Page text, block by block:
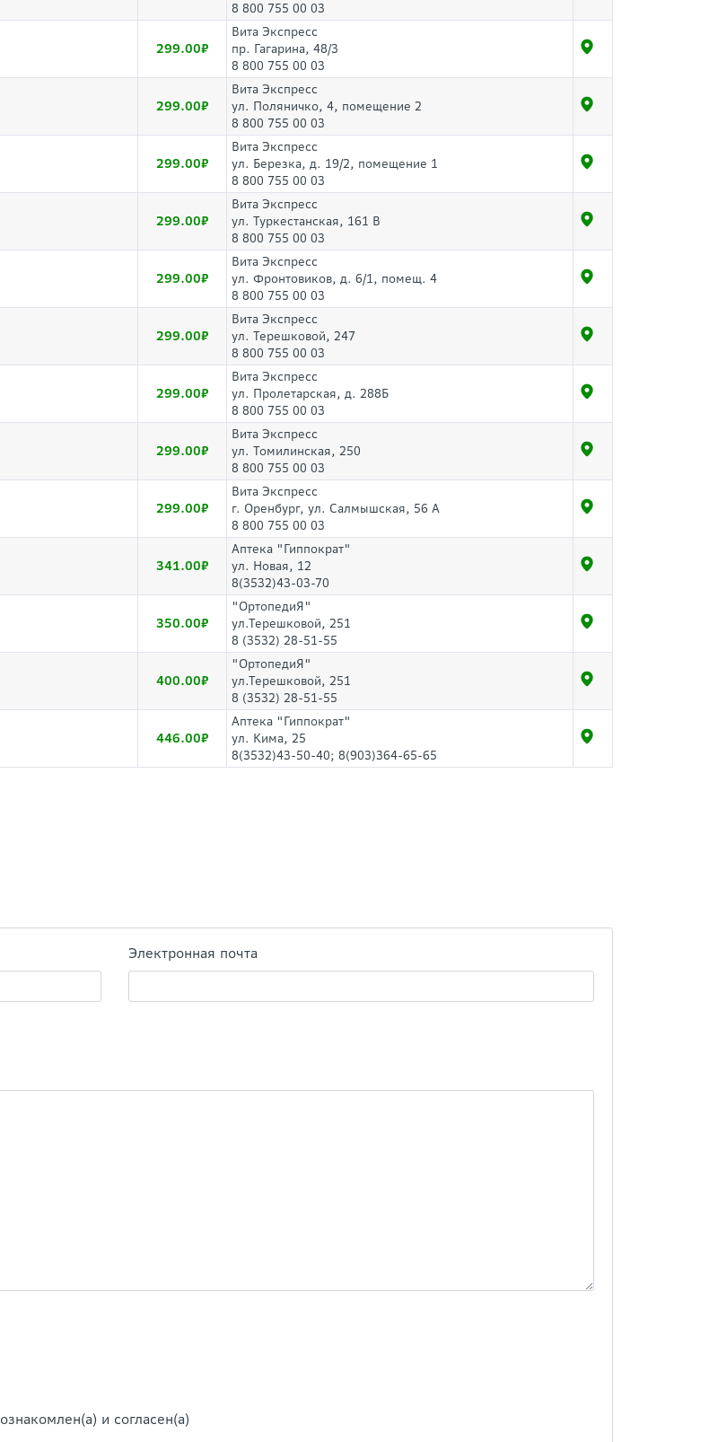
8 800 755 00 03
299.00
Вита Экспресс
пр. Гагарина, 48/3
8 800 755 00 03
299.00
Вита Экспресс
ул. Поляничко, 4, помещение 2
8 800 755 00 03
299.00
Вита Экспресс
ул. Березка, д. 19/2, помещение 1
8 800 755 00 03
299.00
Вита Экспресс
ул. Туркестанская, 161 В
8 800 755 00 03
299.00
Вита Экспресс
ул. Фронтовиков, д. 6/1, помещ. 4
8 800 755 00 03
299.00
Вита Экспресс
ул. Терешковой, 247
8 800 755 00 03
299.00
Вита Экспресс
ул. Пролетарская, д. 288Б
8 800 755 00 03
299.00
Вита Экспресс
ул. Томилинская, 250
8 800 755 00 03
299.00
Вита Экспресс
г. Оренбург, ул. Салмышская, 56 А
8 800 755 00 03
341.00
Аптека "Гиппократ"
ул. Новая, 12
8(3532)43-03-70
350.00
"ОртопедиЯ"
ул.Терешковой, 251
8 (3532) 28-51-55
400.00
"ОртопедиЯ"
ул.Терешковой, 251
8 (3532) 28-51-55
446.00
Аптека "Гиппократ"
ул. Кима, 25
8(3532)43-50-40; 8(903)364-65-65
Электронная почта
ознакомлен(а) и согласен(а)